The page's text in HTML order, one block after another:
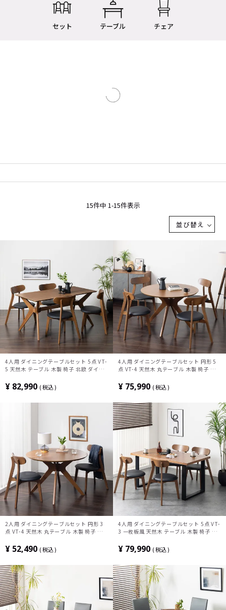
セット テーブル チェア
並び替え
15件中 1-15件表示
4人用 ダイニングテーブルセット 5点 VT-
5 天然木 テーブル 木製 椅子 北欧 ダイニ
(幅155cm 食卓テーブル×1 食卓椅子
×4)
¥ 82,990 税込
4人用 ダイニングテーブルセット 円形 5
点 VT-4 天然木 丸テーブル 木製 椅子 北
セット (幅110cm 食卓テーブル×1 食卓
椅子×4)
¥ 75,990 税込
2人用 ダイニングテーブルセット 円形 3
点 VT-4 天然木 丸テーブル 木製 椅子 北
セット (幅110cm 食卓テーブル×1 食卓
椅子×2)
¥ 52,490 税込
4人用 ダイニングテーブルセット 5点 VT-
3 一枚板風 天然木 テーブル 木製 椅子 北
ニングセット (幅150cm 食卓テーブル
×1 食卓椅子×4)
¥ 79,990 税込